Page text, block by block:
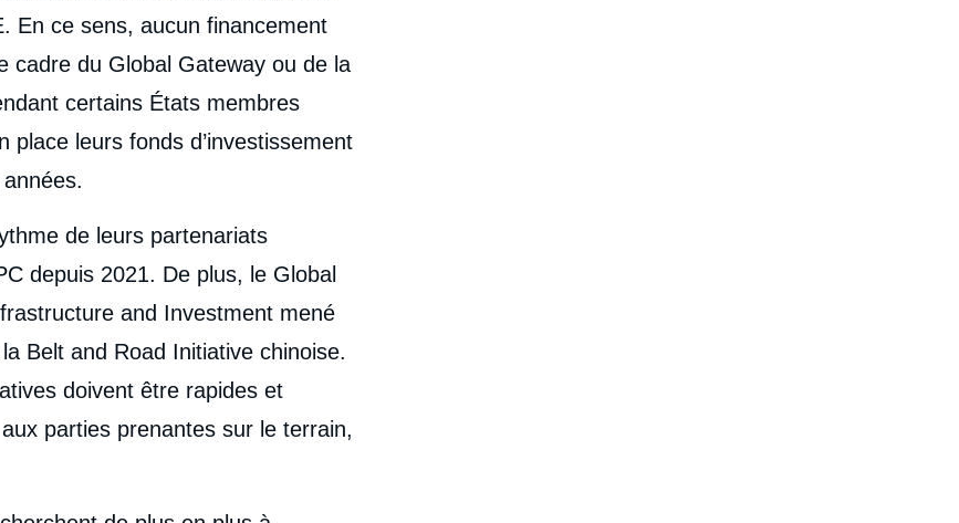
En ce sens, aucun financement
cadre du Global Gateway ou de la
certains États membres
place leurs fonds d’investissement
de leurs partenariats
depuis 2021. De plus, le Global
and Investment mené
Belt and Road Initiative chinoise.
doivent être rapides et
parties prenantes sur le terrain,